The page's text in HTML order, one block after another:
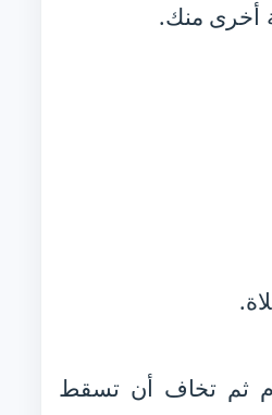
أخرى منك.
ثم تخاف أن تسقط